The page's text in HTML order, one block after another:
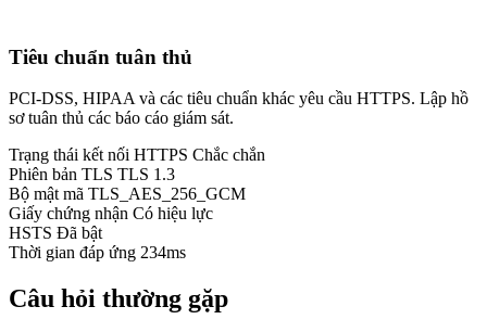
Tiêu chuẩn tuân thủ
PCI-DSS, HIPAA và các tiêu chuẩn khác yêu cầu HTTPS. Lập hồ
sơ tuân thủ các báo cáo giám sát.
Trạng thái kết nối HTTPS Chắc chắn
Phiên bản TLS TLS 1.3
Bộ mật mã TLS_AES_256_GCM
Giấy chứng nhận Có hiệu lực
HSTS Đã bật
Thời gian đáp ứng 234ms
Câu hỏi thường gặp